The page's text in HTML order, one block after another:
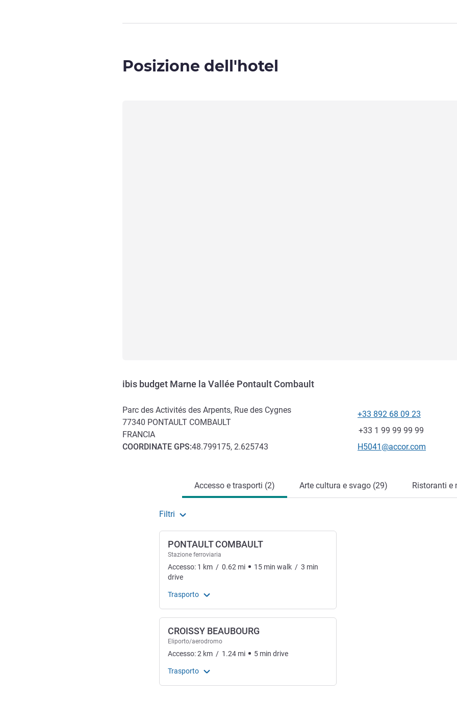
Posizione dell'hotel
ibis budget Marne la Vallée Pontault Combault
Parc des Activités des Arpents, Rue des Cygnes
77340 PONTAULT COMBAULT
FRANCIA
COORDINATE GPS:48.799175, 2.625743
Telefono
+33 892 68 09 23
Fax
+33 1 99 99 99 99
E-mail di contatto
H5041@accor.com
Accesso e trasporti (2) Arte cultura e svago (29) Ristoranti e
Filtri
PONTAULT COMBAULT
Stazione ferroviaria
Accesso: 1 km / 0.62 mi 15 min walk / 3 min
drive
Trasporto
CROISSY BEAUBOURG
Eliporto/aerodromo
Accesso:2 km / 1.24 mi 5 min drive
Trasporto